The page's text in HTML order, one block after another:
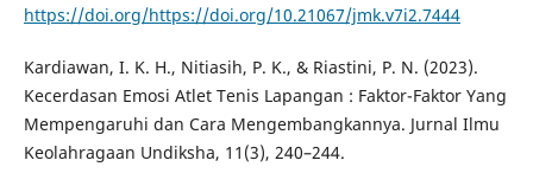
https://doi.org/https://doi.org/10.21067/jmk.v7i2.7444
Kardiawan, I. K. H., Nitiasih, P. K., & Riastini, P. N. (2023).
Kecerdasan Emosi Atlet Tenis Lapangan : Faktor-Faktor Yang
Mempengaruhi dan Cara Mengembangkannya. Jurnal Ilmu
Keolahragaan Undiksha, 11(3), 240–244.